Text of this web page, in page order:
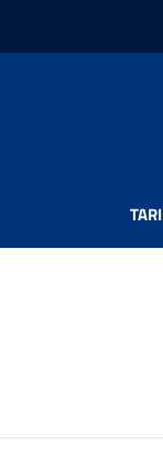
TARI